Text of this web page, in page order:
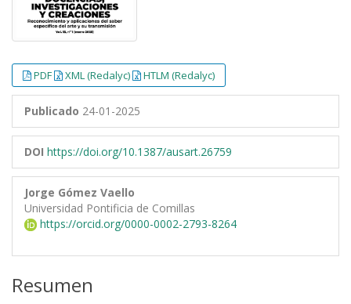
PDF XML (Redalyc) HTLM (Redalyc)
Publicado 24-01-2025
DOI https://doi.org/10.1387/ausart.26759
Jorge Gómez Vaello
Universidad Pontificia de Comillas
https://orcid.org/0000-0002-2793-8264
Resumen